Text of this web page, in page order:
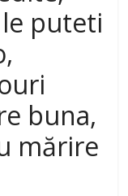
puteti
buna,
mărire